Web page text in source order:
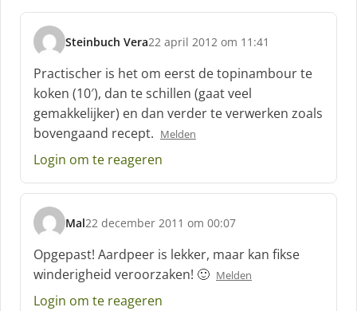
Steinbuch Vera
s
c
h
r
e
e
:
22 april 2012 om 11:41
Practischer is het om eerst de topinambour te
koken (10′), dan te schillen (gaat veel
gemakkelijker) en dan verder te verwerken zoals
bovengaand recept. Melden
Login om te reageren
Mal
s
c
h
r
e
22 december 2011 om 00:07
Opgepast! Aardpeer is lekker, maar kan fikse
winderigheid veroorzaken! 🙂 Melden
Login om te reageren